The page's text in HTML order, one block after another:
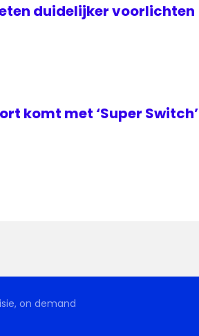
duidelijker voorlichten
komt met ‘Super Switch’
on demand